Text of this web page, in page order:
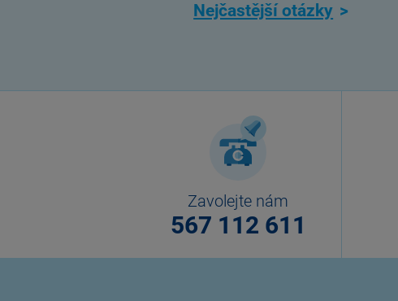
Nejčastější otázky
Zavolejte nám
567 112 611